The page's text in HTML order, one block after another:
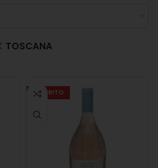
TOSCANA
ESAURITO